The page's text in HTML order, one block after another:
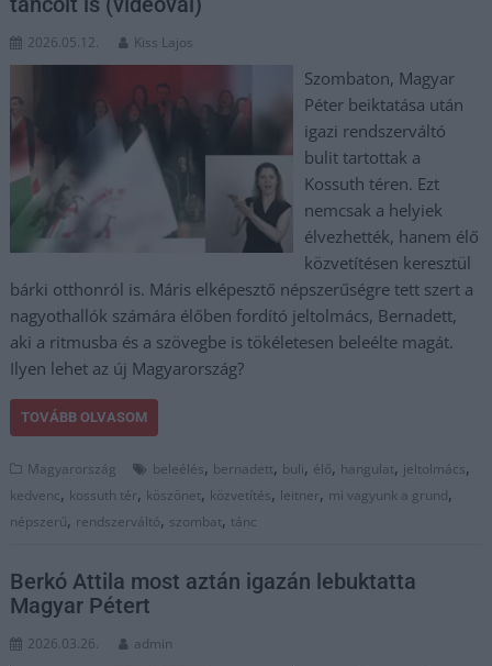
2026.05.12. Kiss Lajos
Szombaton, Magyar
Péter beiktatása után
igazi rendszerváltó
bulit tartottak a
Kossuth téren. Ezt
nemcsak a helyiek
élvezhették, hanem élő
közvetítésen keresztül
bárki otthonról is. Máris elképesztő népszerűségre tett szert a
nagyothallók számára élőben fordító jeltolmács, Bernadett,
aki a ritmusba és a szövegbe is tökéletesen beleélte magát.
Ilyen lehet az új Magyarország?
TOVÁBB OLVASOM
Magyarország beleélés, bernadett, buli, élő, hangulat, jeltolmács,
kedvenc, kossuth tér, köszönet, közvetítés, leitner, mi vagyunk a grund,
népszerű, rendszerváltó, szombat, tánc
Berkó Attila most aztán igazán lebuktatta
Magyar Pétert
2026.03.26. admin